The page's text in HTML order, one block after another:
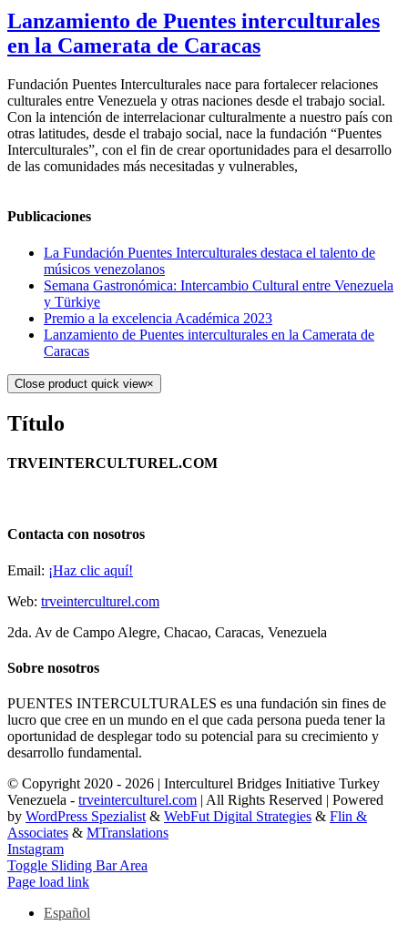
Lanzamiento de Puentes interculturales
en la Camerata de Caracas
Fundación Puentes Interculturales nace para fortalecer relaciones
culturales entre Venezuela y otras naciones desde el trabajo social.
Con la intención de interrelacionar culturalmente a nuestro país con
otras latitudes, desde el trabajo social, nace la fundación “Puentes
Interculturales”, con el fin de crear oportunidades para el desarrollo
de las comunidades más necesitadas y vulnerables,
Publicaciones
La Fundación Puentes Interculturales destaca el talento de
músicos venezolanos
Semana Gastronómica: Intercambio Cultural entre Venezuela
y Türkiye
Premio a la excelencia Académica 2023
Lanzamiento de Puentes interculturales en la Camerata de
Caracas
Close product quick view×
Título
TRVEINTERCULTUREL.COM
Contacta con nosotros
Email: ¡Haz clic aquí!
Web: trveinterculturel.com
2da. Av de Campo Alegre, Chacao, Caracas, Venezuela
Sobre nosotros
PUENTES INTERCULTURALES es una fundación sin fines de
lucro que cree en un mundo en el que cada persona pueda tener la
oportunidad de desplegar todo su potencial para su crecimiento y
desarrollo fundamental.
© Copyright 2020 - 2026 | Interculturel Bridges Initiative Turkey
Venezuela - trveinterculturel.com | All Rights Reserved | Powered
by WordPress Spezialist & WebFut Digital Strategies & Flin &
Associates & MTranslations
Instagram
Toggle Sliding Bar Area
Page load link
Español